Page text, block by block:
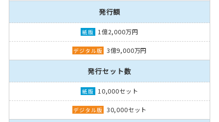
発行額
1億2,000万円
3億9,000万円
発行セット数
10,000セット
30,000セット